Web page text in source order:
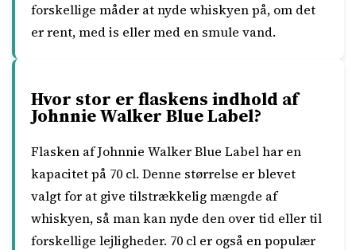
forskellige måder at nyde whiskyen på, om det
er rent, med is eller med en smule vand.
Hvor stor er flaskens indhold af
Johnnie Walker Blue Label?
Flasken af Johnnie Walker Blue Label har en
kapacitet på 70 cl. Denne størrelse er blevet
valgt for at give tilstrækkelig mængde af
whiskyen, så man kan nyde den over tid eller til
forskellige lejligheder. 70 cl er også en populær